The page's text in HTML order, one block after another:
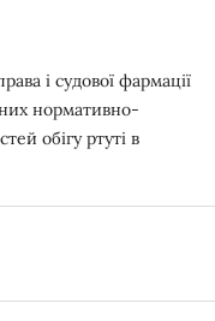
і судової фармації
нормативно-
обігу ртуті в